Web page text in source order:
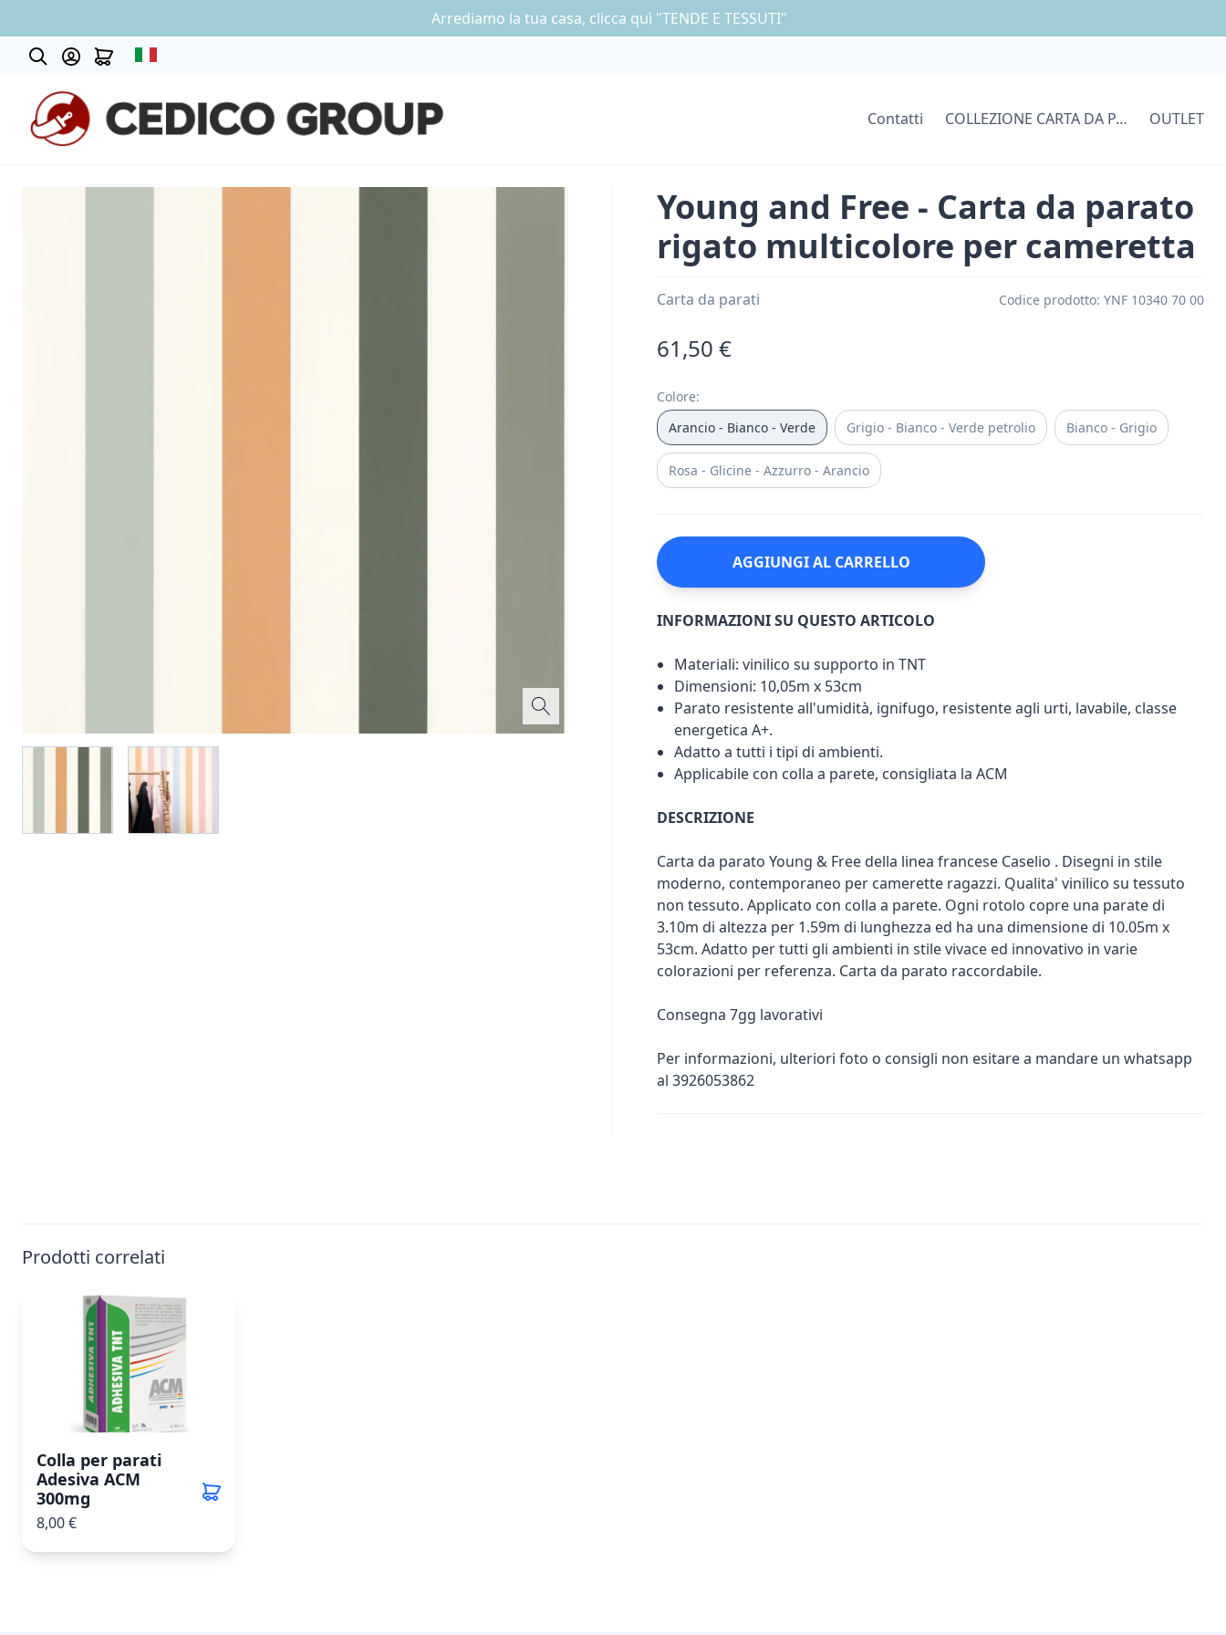
Arrediamo la tua casa, clicca quì "TENDE E TESSUTI"
Contatti COLLEZIONE CARTA DA PARATI OUTLET
Young and Free - Carta da parato
rigato multicolore per cameretta
Carta da parati Codice prodotto: YNF 10340 70 00
61,50 €
Colore:
Arancio - Bianco - Verde
Grigio - Bianco - Verde petrolio Bianco - Grigio
Rosa - Glicine - Azzurro - Arancio
AGGIUNGI AL CARRELLO
INFORMAZIONI SU QUESTO ARTICOLO
Materiali: vinilico su supporto in TNT
Dimensioni: 10,05m x 53cm
Parato resistente all'umidità, ignifugo, resistente agli urti, lavabile, classe
energetica A+.
Adatto a tutti i tipi di ambienti.
Applicabile con colla a parete, consigliata la ACM
DESCRIZIONE
Carta da parato Young & Free della linea francese Caselio . Disegni in stile
moderno, contemporaneo per camerette ragazzi. Qualita' vinilico su tessuto
non tessuto. Applicato con colla a parete. Ogni rotolo copre una parate di
3.10m di altezza per 1.59m di lunghezza ed ha una dimensione di 10.05m x
53cm. Adatto per tutti gli ambienti in stile vivace ed innovativo in varie
colorazioni per referenza. Carta da parato raccordabile.
Consegna 7gg lavorativi
Per informazioni, ulteriori foto o consigli non esitare a mandare un whatsapp
al 3926053862
Prodotti correlati
Colla per parati
Adesiva ACM
300mg
8,00 €